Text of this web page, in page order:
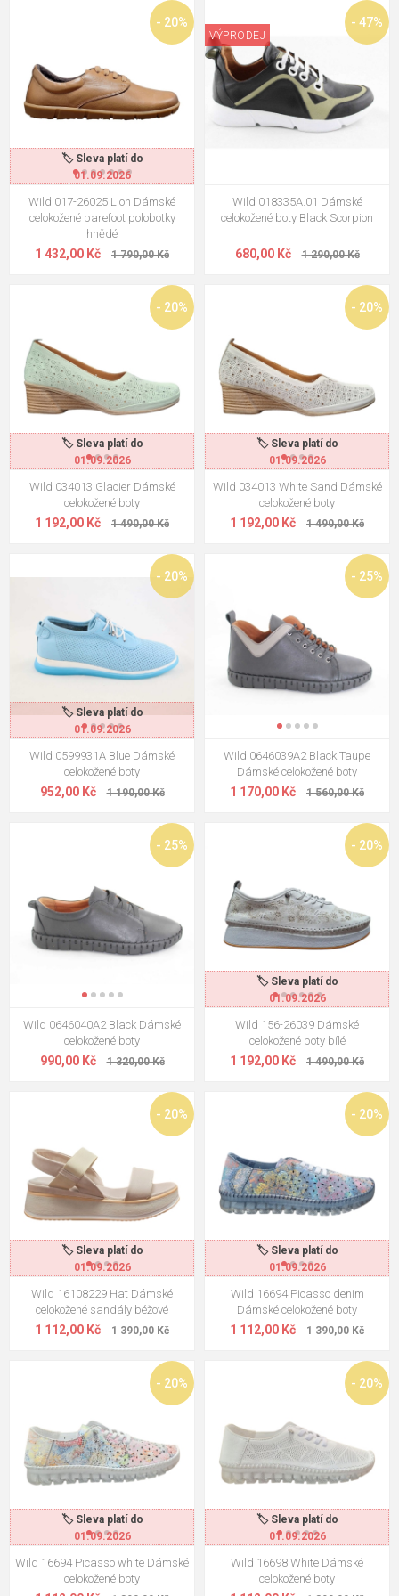
🏷️ Sleva platí do
01.09.2026
- 20%
Wild 017-26025 Lion Dámské
celokožené barefoot polobotky
hnědé
1 432,00 Kč 1 790,00 Kč
- 47%
VÝPRODEJ
Wild 018335A.01 Dámské
celokožené boty Black Scorpion
680,00 Kč 1 290,00 Kč
🏷️ Sleva platí do
01.09.2026
- 20%
Wild 034013 Glacier Dámské
celokožené boty
1 192,00 Kč 1 490,00 Kč
🏷️ Sleva platí do
01.09.2026
- 20%
Wild 034013 White Sand Dámské
celokožené boty
1 192,00 Kč 1 490,00 Kč
🏷️ Sleva platí do
01.09.2026
- 20%
Wild 0599931A Blue Dámské
celokožené boty
952,00 Kč 1 190,00 Kč
- 25%
Wild 0646039A2 Black Taupe
Dámské celokožené boty
1 170,00 Kč 1 560,00 Kč
- 25%
Wild 0646040A2 Black Dámské
celokožené boty
990,00 Kč 1 320,00 Kč
🏷️ Sleva platí do
01.09.2026
- 20%
Wild 156-26039 Dámské
celokožené boty bílé
1 192,00 Kč 1 490,00 Kč
🏷️ Sleva platí do
01.09.2026
- 20%
Wild 16108229 Hat Dámské
celokožené sandály béžové
1 112,00 Kč 1 390,00 Kč
🏷️ Sleva platí do
01.09.2026
- 20%
Wild 16694 Picasso denim
Dámské celokožené boty
1 112,00 Kč 1 390,00 Kč
🏷️ Sleva platí do
01.09.2026
- 20%
Wild 16694 Picasso white Dámské
celokožené boty
🏷️ Sleva platí do
01.09.2026
- 20%
Wild 16698 White Dámské
celokožené boty